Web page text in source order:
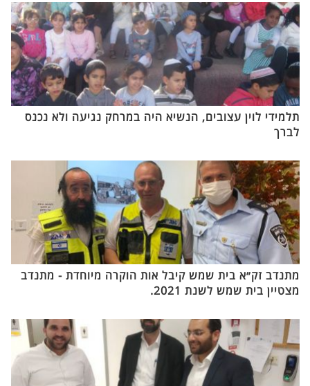
תלמידי לוין עצובים, הנשיא היה במרחק נגיעה ולא נכנס
לברך
מתנדב זק״א בית שמש קיבל אות הוקרה מיוחדת - מתנדב
מצטיין בית שמש לשנת 2021.